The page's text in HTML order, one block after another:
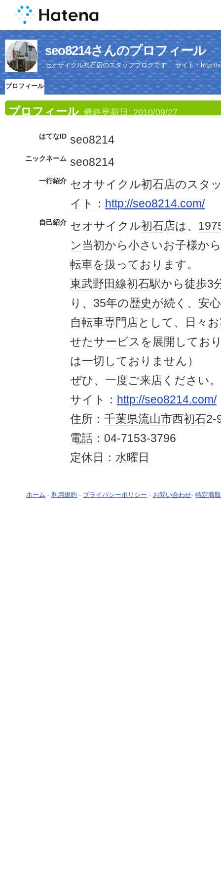
seo8214さんのプロフィール
セオサイクル初石店のスタッフブログです サイト：http://
プロフィール
プロフィール 最終更新日: 2010/09/27
はてなID seo8214
ニックネーム seo8214
一行紹介 セオサイクル初石店のスタ
イト
： http://seo8214.com/
自己紹介 セオサイクル初石店は、
ン当初から小さいお子様から
転車を扱っております。
東武野田線初石駅から徒歩3
り、35年の歴史が続く、安
自転車専門店として、日々
せたサービス を展開してお
は一切しておりません）
ぜひ、一度ご来店ください。
サイト
： http://seo8214.com/
住所： 千葉県流山市西初石2-
電話 ：04-7153-3796
定休日 ： 水曜日
ホーム - 利用規約 - プライバシーポリシー - お問い合わせ- 特定商